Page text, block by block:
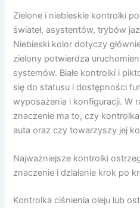
Zielone i niebieskie kontrolki
świateł, asystentów, trybów
Niebieski kolor dotyczy
zielony potwierdza
systemów. Białe kontrolki i
się do statusu i dostępności
wyposażenia i konfiguracji. W
znaczenie ma to, czy
auta oraz czy towarzyszy jej
Najważniejsze kontrolki
znaczenie i działanie krok po
Kontrolka ciśnienia oleju lub